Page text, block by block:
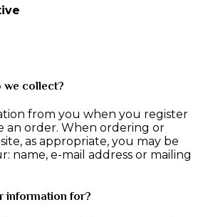
we collect?
from you when you register
an order. When ordering or
as appropriate, you may be
name, e-mail address or mailing
information for?